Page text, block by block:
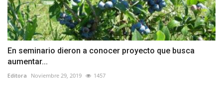
En seminario dieron a conocer proyecto que busca
aumentar...
Editora Noviembre 29, 2019 1457